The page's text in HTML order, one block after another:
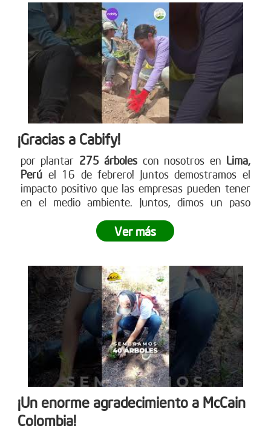
¡Gracias a Cabify!
por plantar 275 árboles con nosotros en Lima,
Perú el 16 de febrero! Juntos demostramos el
impacto positivo que las empresas pueden tener
en el medio ambiente. Juntos, dimos un paso
poderoso que es el trabajo en equipo.
está lista para ser parte del cambio?
única de siembra empresarial. Conoce cómo en
www.reddearboles.org
Ver más
¡Un enorme agradecimiento a McCain
Colombia!